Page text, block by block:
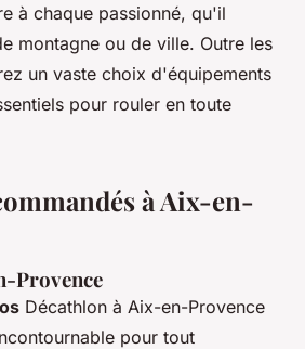
à chaque passionné, qu'il
montagne ou de ville. Outre les
un vaste choix d'équipements
pour rouler en toute
à Aix-en-
Provence
Décathlon à Aix-en-Provence
pour tout